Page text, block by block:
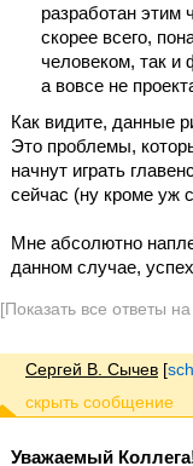
разработан этим
скорее всего,
человеком, так и
а вовсе не
Как видите, данные
Это проблемы,
начнут играть
сейчас (ну кроме уж
Мне абсолютно
данном случае,
[Показать все ответы
Сергей В. Сычев [
Уважаемый